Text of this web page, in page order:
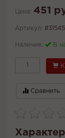
Цена: 451
Артикул:
Наличие: В
Сравнить